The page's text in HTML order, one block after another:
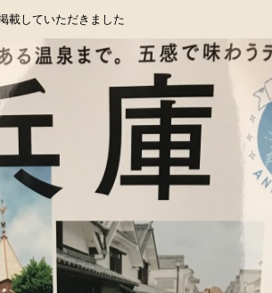
載していただきました